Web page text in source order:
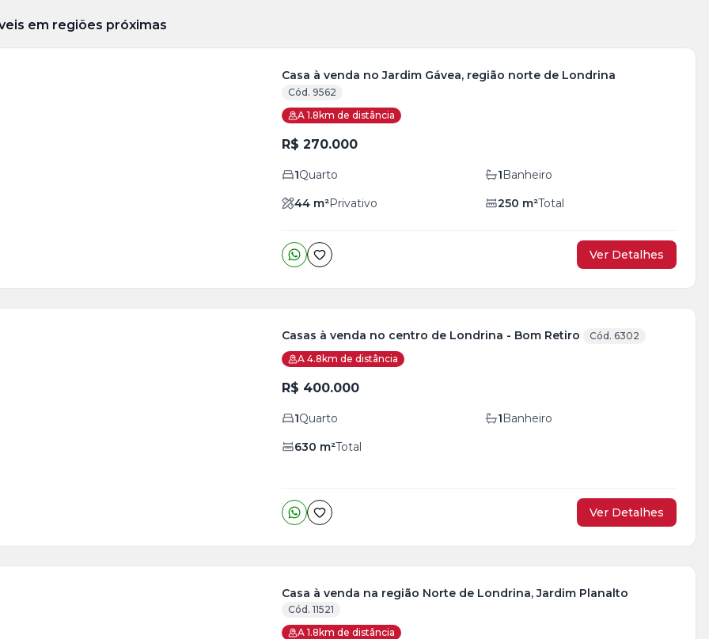
em regiões próximas
Casa à venda no Jardim Gávea, região norte de Londrina
Cód. 9562
A 1.8km de distância
R$ 270.000
1Quarto 1Banheiro
44m²Privativo 250 m²Total
Ver Detalhes
Casas à venda no centro de Londrina - Bom Retiro
Cód. 6302
A 4.8km de distância
R$ 400.000
1Quarto 1Banheiro
630 m²Total
Ver Detalhes
Casa à venda na região Norte de Londrina, Jardim Planalto
Cód. 11521
A 1.8km de distância